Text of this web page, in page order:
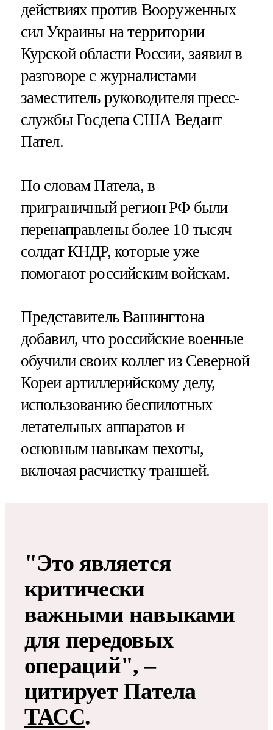
действиях против Вооруженных
сил Украины на территории
Курской области России, заявил в
разговоре с журналистами
заместитель руководителя пресс-
службы Госдепа США Ведант
Пател.
По словам Патела, в
приграничный регион РФ были
перенаправлены более 10 тысяч
солдат КНДР, которые уже
помогают российским войскам.
Представитель Вашингтона
добавил, что российские военные
обучили своих коллег из Северной
Кореи артиллерийскому делу,
использованию беспилотных
летательных аппаратов и
основным навыкам пехоты,
включая расчистку траншей.
"Это является
критически
важными навыками
для передовых
операций", –
цитирует Патела
ТАСС.